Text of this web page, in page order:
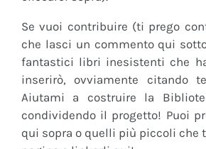
Se vuoi contribuire (ti prego
che lasci un commento qui
fantastici libri inesistenti che
inserirò, ovviamente citando
Aiutami a costruire la
condividendo il progetto! Puoi
qui sopra o quelli più piccoli che